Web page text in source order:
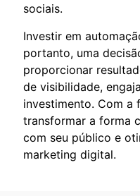
sociais.
Investir em
portanto, uma
proporcionar
de visibilidade,
investimento. Com a
transformar a forma
com seu público e
marketing digital.